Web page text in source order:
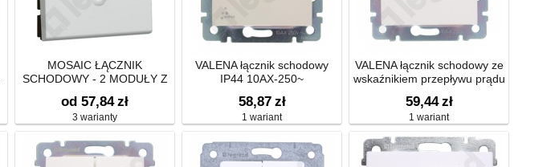
MOSAIC ŁĄCZNIK
SCHODOWY - 2 MODUŁY Z
PODŚWIETLENIA 10AX-250V
od 57,84 zł
3 warianty
VALENA łącznik schodowy
IP44 10AX-250~
58,87 zł
1 wariant
VALENA łącznik schodowy ze
wskaźnikiem przepływu prądu
59,44 zł
1 wariant